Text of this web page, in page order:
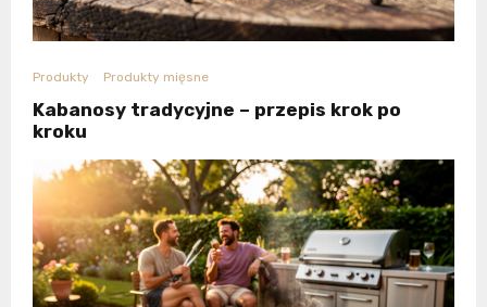
Produkty Produkty mięsne
Kabanosy tradycyjne – przepis krok po
kroku